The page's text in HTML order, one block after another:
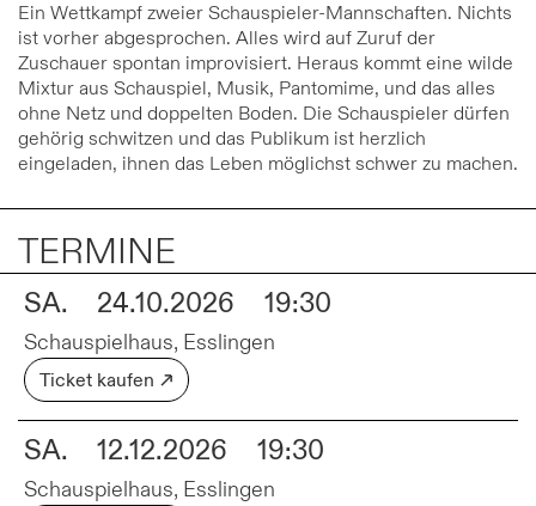
Ein Wettkampf zweier Schauspieler-Mannschaften. Nichts
ist vorher abgesprochen. Alles wird auf Zuruf der
Zuschauer spontan improvisiert. Heraus kommt eine wilde
Mixtur aus Schauspiel, Musik, Pantomime, und das alles
ohne Netz und doppelten Boden. Die Schauspieler dürfen
gehörig schwitzen und das Publikum ist herzlich
eingeladen, ihnen das Leben möglichst schwer zu machen.
TERMINE
SA. 24.10.2026 19:30
Schauspielhaus, Esslingen
Ticket kaufen
SA. 12.12.2026 19:30
Schauspielhaus, Esslingen